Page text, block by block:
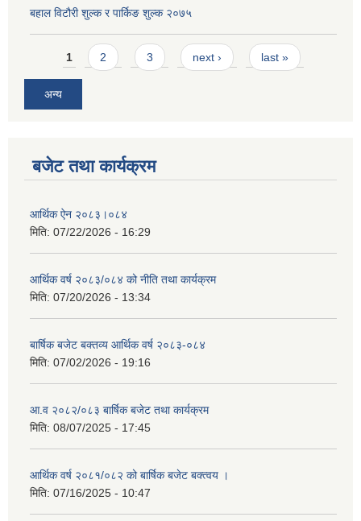
बहाल विटौरी शुल्क र पार्किङ शुल्क २०७५
Pages
1 2 3 next › last »
अन्य
बजेट तथा कार्यक्रम
आर्थिक ऐन २०८३।०८४
मिति: 07/22/2026 - 16:29
आर्थिक वर्ष २०८३/०८४ को नीति तथा कार्यक्रम
मिति: 07/20/2026 - 13:34
बार्षिक बजेट बक्तव्य आर्थिक वर्ष २०८३-०८४
मिति: 07/02/2026 - 19:16
आ.व २०८२/०८३ बार्षिक बजेट तथा कार्यक्रम
मिति: 08/07/2025 - 17:45
आर्थिक वर्ष २०८१/०८२ को बार्षिक बजेट बक्त्वय ।
मिति: 07/16/2025 - 10:47